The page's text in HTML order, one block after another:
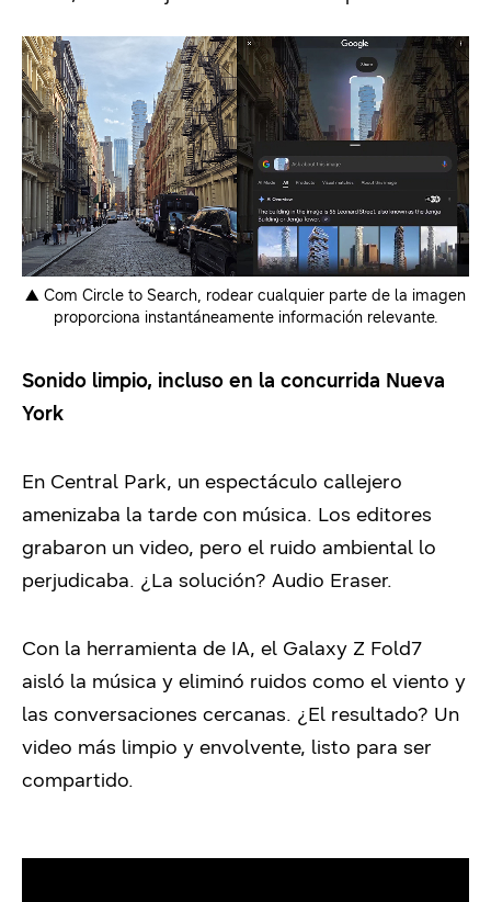
▲ Com Circle to Search, rodear cualquier parte de la imagen
proporciona instantáneamente información relevante.
Sonido limpio, incluso en la concurrida Nueva
York
En Central Park, un espectáculo callejero
amenizaba la tarde con música. Los editores
grabaron un video, pero el ruido ambiental lo
perjudicaba. ¿La solución? Audio Eraser.
Con la herramienta de IA, el Galaxy Z Fold7
aisló la música y eliminó ruidos como el viento y
las conversaciones cercanas. ¿El resultado? Un
video más limpio y envolvente, listo para ser
compartido.